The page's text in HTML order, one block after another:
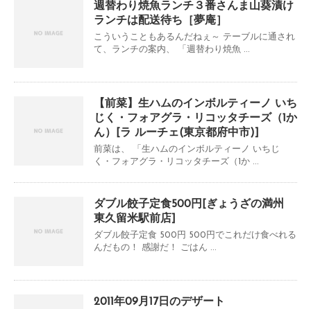
週替わり焼魚ランチ３番さんま山葵漬け
ランチは配送待ち［夢庵］
こういうこともあるんだねぇ～ テーブルに通され
て、ランチの案内、 「週替わり焼魚 ...
【前菜】生ハムのインボルティーノ いち
じく・フォアグラ・リコッタチーズ（1か
ん）[ラ ルーチェ(東京都府中市)]
前菜は、 「生ハムのインボルティーノ いちじ
く・フォアグラ・リコッタチーズ（1か ...
ダブル餃子定食500円[ぎょうざの満州
東久留米駅前店]
ダブル餃子定食 500円 500円でこれだけ食べれる
んだもの！ 感謝だ！ ごはん ...
2011年09月17日のデザート